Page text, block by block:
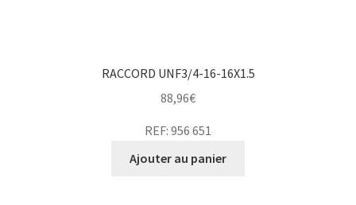
RACCORD UNF3/4-16-16X1.5
88,96€
REF: 956 651
Ajouter au panier